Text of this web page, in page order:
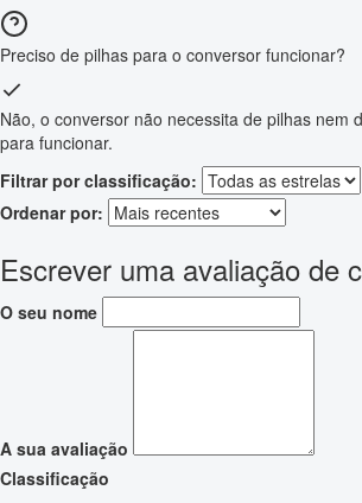
Preciso de pilhas para o conversor funcionar?
Não, o conversor não necessita de pilhas nem
para funcionar.
Filtrar por classificação:
Ordenar por:
Escrever uma avaliação de
O seu nome
A sua avaliação
Classificação